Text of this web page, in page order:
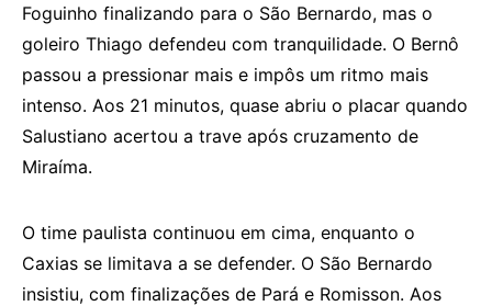
Foguinho finalizando para o São Bernardo, mas o
goleiro Thiago defendeu com tranquilidade. O Bernô
passou a pressionar mais e impôs um ritmo mais
intenso. Aos 21 minutos, quase abriu o placar quando
Salustiano acertou a trave após cruzamento de
Miraíma.
O time paulista continuou em cima, enquanto o
Caxias se limitava a se defender. O São Bernardo
insistiu, com finalizações de Pará e Romisson. Aos